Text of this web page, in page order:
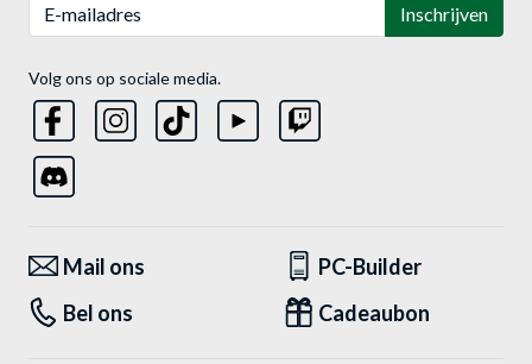
Inschrijven
Volg ons op sociale media.
Mail ons
PC-Builder
Bel ons
Cadeaubon